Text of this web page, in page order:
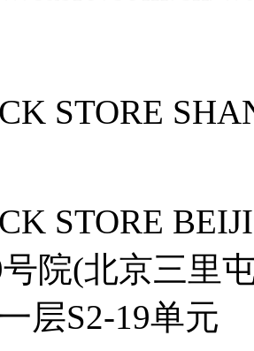
STORE
STORE
院(北京三里
层S2-19单元